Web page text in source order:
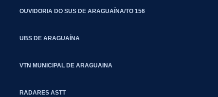
OUVIDORIA DO SUS DE ARAGUAÍNA/TO 156
UBS DE ARAGUAÍNA
VTN MUNICIPAL DE ARAGUAINA
RADARES ASTT